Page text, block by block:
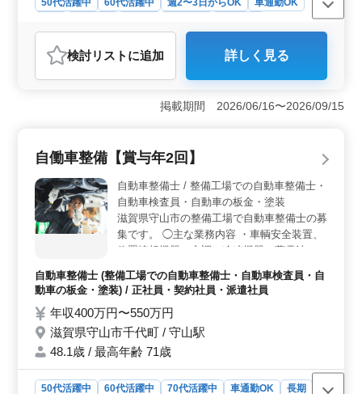
完備されており、雇用・労災・健康・厚生年金がしっか
りと整っているため、長期的な安心感が得られる職場で
す。
50代活躍中 60代活躍中 週2〜3日からOK
車通勤OK
介護福祉士・介護スタッフ
おすすめポイント
＜車通勤の利便性＞ 車通勤が可能で、通勤の際の利便
性が高いです。公共交通機関のアクセスが限られている
地域の方にとっても、通勤がしやすいです。 ＜シフ
タイルに合わせた勤務が可能で、ワークライフバランス
を保ちやすい環境が整っています。 ＜幅広い年齢層
の活躍＞ 60代も活躍中で、幅広い年齢層が活躍する職
場環境です。経験豊富なベテランから学ぶ機会も多く、
キャリアアップを目指す方にも適した職場です。
検討リスト に追加 詳しく見る
掲載期間 2026/06/16〜2026/09/15
自働車整備【賞与年2回】
自動車整備士 / 整備工場での自動車整備士・
自動車検査員・自動車の板金・塗装
滋賀県守山市の整備工場で自動車整備士の募
集です。 ◯主な業務内容 ・車輌安全装置、
位置情報機器、空調、冷凍機器、蓄電池、バ
・トラブルシューティング時の整備業務全般
・お客さんの見積もり対応 ＜こんな装置を
取付・修理します＞ 電気自動車、ハイブリ
ッド車、エンジン車の始動装置・充電装置、
バッテリー等こんな類の全ての装置が当社の
り ＊職務手当あり ＊売上手当あり ベテラン
自動車整備士 (整備工場での自動車整備士・自動車検査員・自
動車の板金・塗装) / 正社員・契約社員・派遣社員
年収400万円〜550万円
滋賀県守山市千代町 / 守山駅
48.1歳 / 最高年齢 71歳
50代活躍中 60代活躍中 70代活躍中 車通勤OK
長期